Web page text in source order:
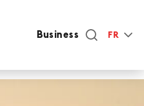
Business FR